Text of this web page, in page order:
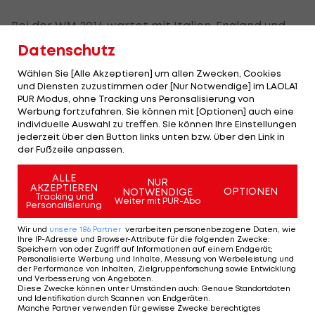
Bei der WM 2014 wartet mit Italien, England und
Uruguay eine wahre "Hammergruppe" auf Costa
Mittelamerika sensationell als Sieger
hervorgehen sollte.
Schon zum Auftakt gibt es mit dem 3:1-Sieg über
Uruguay die erste dicke Überraschung. Es folgt
eine noch größere Sensation: Ein 1:0-Sieg gegen
Italien führt Costa Rica vorzeitig ins Achtelfinale.
Bryan Ruiz gelingt das entscheidende Tor.
Nach einem 0:0 gegen England sichert sich Costa
Rica sogar den Gruppensieg.
Im Achtelfinale wartet mit Griechenland ein
vergleichsweise leichterer Gegner. Nach 120
Datenschutz
Wählen Sie [Alle Akzeptieren] um allen Zwecken, Cookies
und Diensten zuzustimmen oder [Nur Notwendige] im LAOLA1
PUR Modus, ohne Tracking uns Peronsalisierung von
Werbung fortzufahren. Sie können mit [Optionen] auch eine
individuelle Auswahl zu treffen. Sie können Ihre Einstellungen
jederzeit über den Button links unten bzw. über den Link in
der Fußzeile anpassen.
ALLE
AKZEPTIEREN
Tracking und
Personalisierung
NUR
NOTWENDIGE
Weiter mit PUR-Abo
OPTIONEN
Wir und unsere 186 Partner verarbeiten personenbezogene Daten, wie
Ihre IP-Adresse und Browser-Attribute für die folgenden Zwecke:
Speichern von oder Zugriff auf Informationen auf einem Endgerät;
Personalisierte Werbung und Inhalte, Messung von Werbeleistung und
der Performance von Inhalten, Zielgruppenforschung sowie Entwicklung
und Verbesserung von Angeboten
Diese Zwecke können unter Umständen auch: Genaue Standortdaten
und Identifikation durch Scannen von Endgeräten
Manche Partner verwenden für gewisse Zwecke berechtigtes